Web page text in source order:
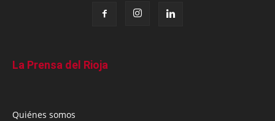
La Prensa del Rioja
Quiénes somos